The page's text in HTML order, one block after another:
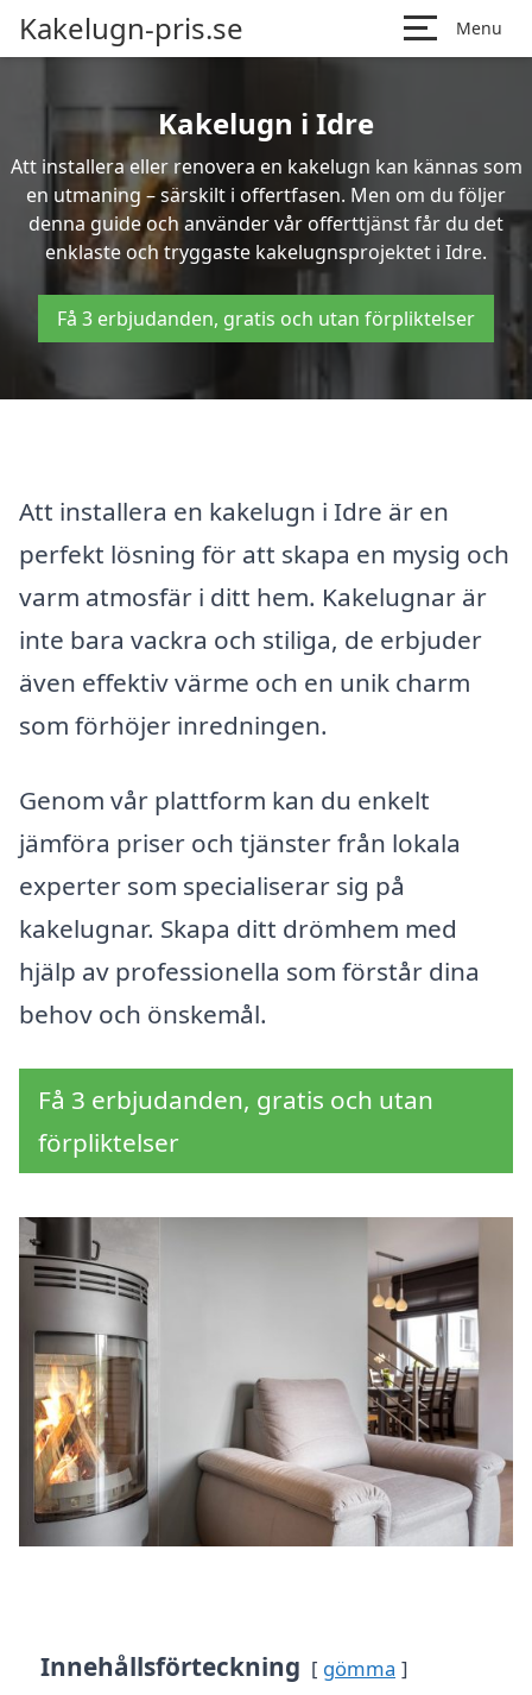
Kakelugn-pris.se Menu
Kakelugn i Idre
Att installera eller renovera en kakelugn kan kännas som
en utmaning – särskilt i offertfasen. Men om du följer
denna guide och använder vår offerttjänst får du det
enklaste och tryggaste kakelugnsprojektet i Idre.
Få 3 erbjudanden, gratis och utan förpliktelser
Att installera en kakelugn i Idre är en
perfekt lösning för att skapa en mysig och
varm atmosfär i ditt hem. Kakelugnar är
inte bara vackra och stiliga, de erbjuder
även effektiv värme och en unik charm
som förhöjer inredningen.
Genom vår plattform kan du enkelt
jämföra priser och tjänster från lokala
experter som specialiserar sig på
kakelugnar. Skapa ditt drömhem med
hjälp av professionella som förstår dina
behov och önskemål.
Få 3 erbjudanden, gratis och utan
förpliktelser
Innehållsförteckning gömma